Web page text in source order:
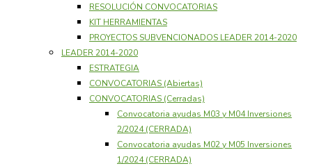
RESOLUCIÓN CONVOCATORIAS
KIT HERRAMIENTAS
PROYECTOS SUBVENCIONADOS LEADER 2014-2020
LEADER 2014-2020
ESTRATEGIA
CONVOCATORIAS (Abiertas)
CONVOCATORIAS (Cerradas)
Convocatoria ayudas M03 y M04 Inversiones
2/2024 (CERRADA)
Convocatoria ayudas M02 y M05 Inversiones
1/2024 (CERRADA)